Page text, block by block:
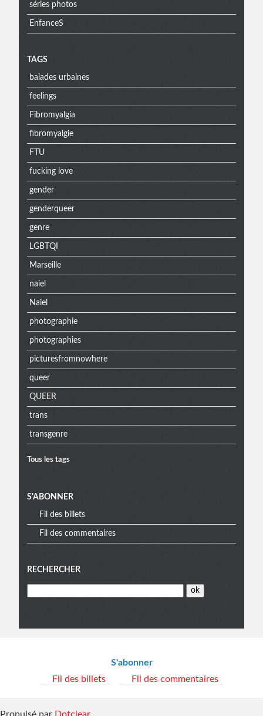
séries photos
EnfanceS
Menu
extra
TAGS
balades urbaines
feelings
Fibromyalgia
fibromyalgie
FTU
fucking love
gender
genderqueer
genre
LGBTQI
Marseille
naiel
Naiel
photographie
photographies
picturesfromnowhere
queer
QUEER
trans
transgenre
Tous les tags
S'ABONNER
Fil des billets
Fil des commentaires
RECHERCHER
Informations
S'abonner
Fil des billets
Fil des commentaires
Propulsé par Dotclear